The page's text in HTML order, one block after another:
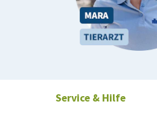
Service & Hilfe